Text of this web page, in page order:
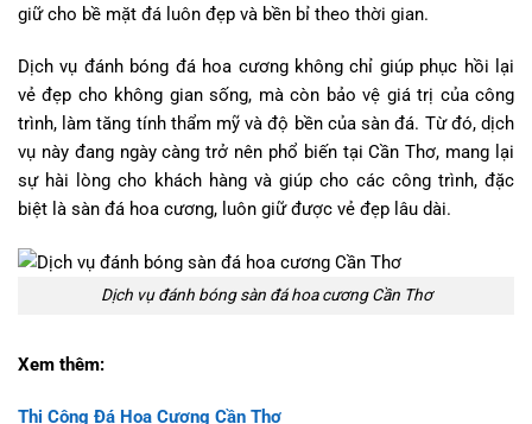
giữ cho bề mặt đá luôn đẹp và bền bỉ theo thời gian.
Dịch vụ đánh bóng đá hoa cương không chỉ giúp phục hồi lại
vẻ đẹp cho không gian sống, mà còn bảo vệ giá trị của công
trình, làm tăng tính thẩm mỹ và độ bền của sàn đá. Từ đó, dịch
vụ này đang ngày càng trở nên phổ biến tại Cần Thơ, mang lại
sự hài lòng cho khách hàng và giúp cho các công trình, đặc
biệt là sàn đá hoa cương, luôn giữ được vẻ đẹp lâu dài.
Dịch vụ đánh bóng sàn đá hoa cương Cần Thơ
Xem thêm:
Thi Công Đá Hoa Cương Cần Thơ